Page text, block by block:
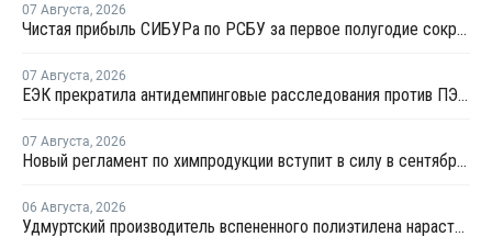
07 Августа, 2026
Чистая прибыль СИБУРа по РСБУ за первое полугодие сократилась в 3,6 раза
07 Августа, 2026
ЕЭК прекратила антидемпинговые расследования против ПЭ и ПП из Азербайджана и Туркменистана
07 Августа, 2026
Новый регламент по химпродукции вступит в силу в сентябре 2027 года
06 Августа, 2026
Удмуртский производитель вспененного полиэтилена нарастит выпуск на 15%